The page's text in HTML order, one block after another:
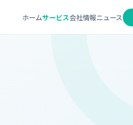
ホームサービス会社情報ニュース